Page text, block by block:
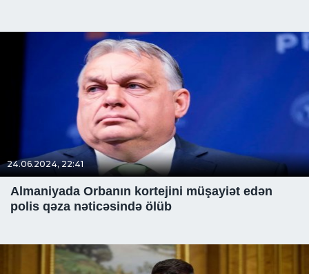
24.06.2024, 22:41
Almaniyada Orbanın kortejini müşayiət edən
polis qəza nəticəsində ölüb